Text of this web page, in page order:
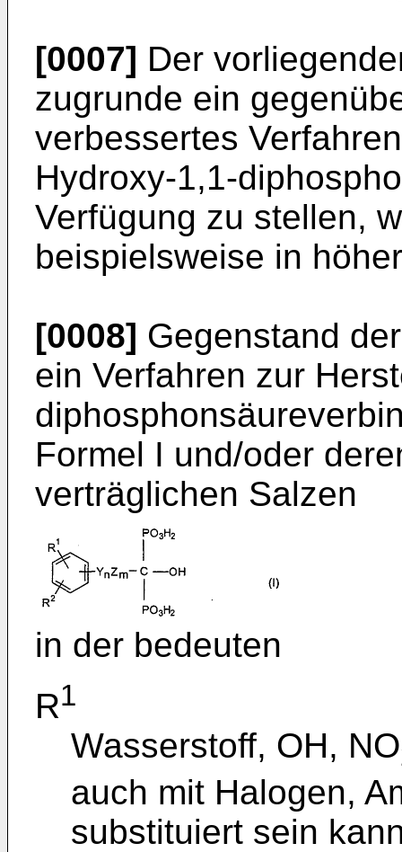
[0007] Der
zugrunde ein
verbessertes
Hydroxy-1,1-
Verfügung zu stellen,
beispielsweise in
[0008] Gegenstand
ein Verfahren zur
Formel I und/oder
verträglichen Salzen
in der bedeuten
R1
Wasserstoff, OH, NO
auch mit Halogen,
substituiert sein